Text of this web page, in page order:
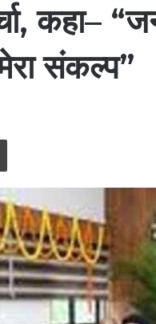
कहा–
संकल्प”
Print